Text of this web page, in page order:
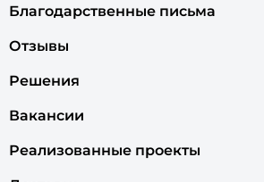
Благодарственные письма
Отзывы
Решения
Вакансии
Реализованные проекты